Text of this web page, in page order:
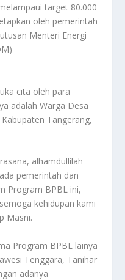
target 80.000
oleh pemerintah
Menteri Energi
cita oleh para
adalah Warga Desa
Tangerang,
alhamdullilah
pemerintah dan
Program BPBL ini,
kehidupan kami
Masni.
Program BPBL lainya
Tenggara, Tanihar
adanya